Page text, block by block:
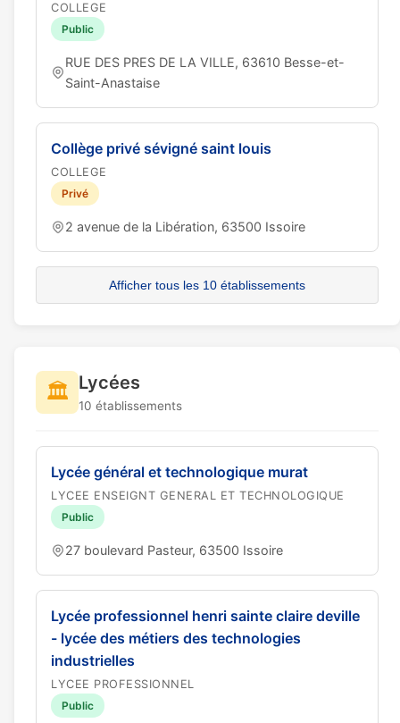
COLLEGE
Public
RUE DES PRES DE LA VILLE, 63610 Besse-et-
Saint-Anastaise
Collège privé sévigné saint louis
COLLEGE
Privé
2 avenue de la Libération, 63500 Issoire
Afficher tous les 10 établissements
🏛️ Lycées
10 établissements
Lycée général et technologique murat
LYCEE ENSEIGNT GENERAL ET TECHNOLOGIQUE
Public
27 boulevard Pasteur, 63500 Issoire
Lycée professionnel henri sainte claire deville
- lycée des métiers des technologies
industrielles
LYCEE PROFESSIONNEL
Public